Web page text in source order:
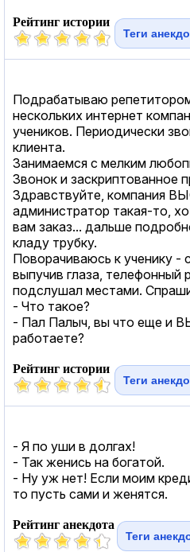
Рейтинг истории
Теги
Подрабатываю
нескольких интернет
учеников. Периодически
клиента.
Занимаемся с мелким
Звонок и заскриптованное
Здравствуйте, компания
администратор такая-то,
вам заказ... дальше
кладу трубку.
Поворачиваюсь к ученику -
выпучив глаза, телефонный
подслушал местами.
- Что такое?
- Пал Палыч, вы что еще
работаете?
Рейтинг истории
Теги
- Я по уши в долгах!
- Так женись на богатой.
- Ну уж нет! Если моим
то пусть сами и женятся.
Рейтинг анекдота
Теги